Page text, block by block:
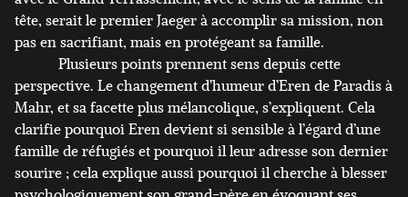
tête, serait le premier Jaeger à accomplir sa mission, non
pas en sacrifiant, mais en protégeant sa famille.
Plusieurs points prennent sens depuis cette
perspective. Le changement d’humeur d’Eren de Paradis à
Mahr, et sa facette plus mélancolique, s’expliquent. Cela
clarifie pourquoi Eren devient si sensible à l’égard d’une
famille de réfugiés et pourquoi il leur adresse son dernier
sourire ; cela explique aussi pourquoi il cherche à blesser